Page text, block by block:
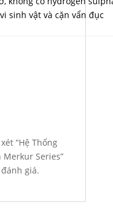
sinh vật và cặn vẩn đục
“Hệ Thống
Merkur Series”
giá.